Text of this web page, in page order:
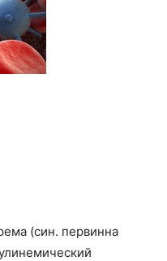
(син. первинна